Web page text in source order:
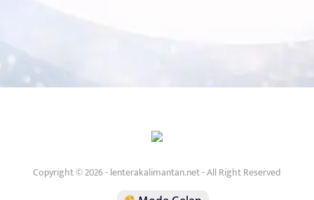
Copyright © 2026 - lenterakalimantan.net - All Right Reserved